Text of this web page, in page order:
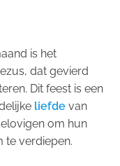
is het
dat gevierd
Dit feest is een
liefde van
om hun
te verdiepen.